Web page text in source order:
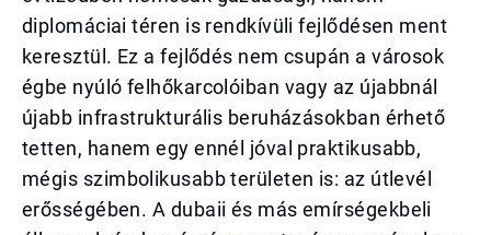
diplomáciai téren is rendkívüli fejlődésen ment
keresztül. Ez a fejlődés nem csupán a városok
égbe nyúló felhőkarcolóiban vagy az újabbnál
újabb infrastrukturális beruházásokban érhető
tetten, hanem egy ennél jóval praktikusabb,
mégis szimbolikusabb területen is: az útlevél
erősségében. A dubaii és más emírségekbeli